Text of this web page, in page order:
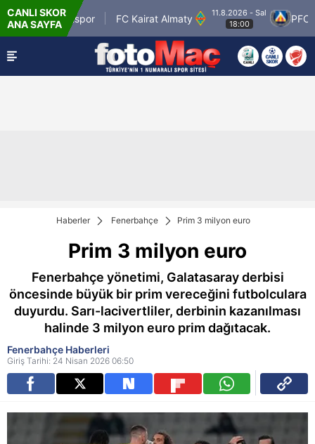
CANLI SKOR
ANA SAYFA
Petrolspor FC Kairat Almaty
11.8.2026 - Sal
18:00
PFC
Haberler Fenerbahçe Prim 3 milyon euro
Prim 3 milyon euro
Fenerbahçe yönetimi, Galatasaray derbisi
öncesinde büyük bir prim vereceğini futbolculara
duyurdu. Sarı-lacivertliler, derbinin kazanılması
halinde 3 milyon euro prim dağıtacak.
Fenerbahçe Haberleri
Giriş Tarihi: 24 Nisan 2026 06:50